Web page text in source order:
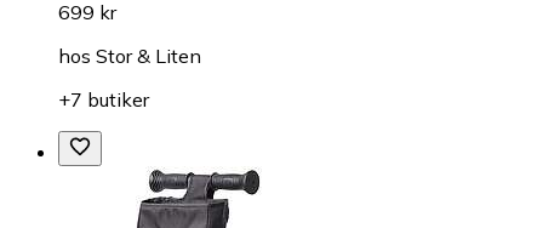
699 kr
hos Stor & Liten
+7 butiker